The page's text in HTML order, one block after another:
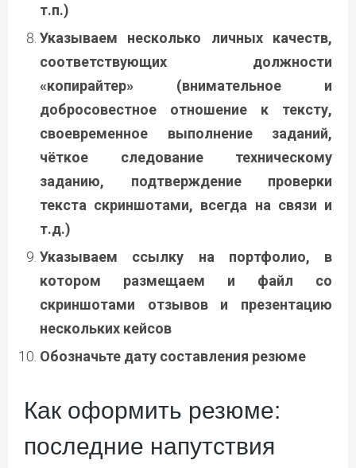
т.п.)
Указываем несколько личных качеств,
соответствующих должности
«копирайтер» (внимательное и
добросовестное отношение к тексту,
своевременное выполнение заданий,
чёткое следование техническому
заданию, подтверждение проверки
текста скриншотами, всегда на связи и
т.д.)
Указываем ссылку на портфолио, в
котором размещаем и файл со
скриншотами отзывов и презентацию
нескольких кейсов
Обозначьте дату составления резюме
Как оформить резюме:
последние напутствия